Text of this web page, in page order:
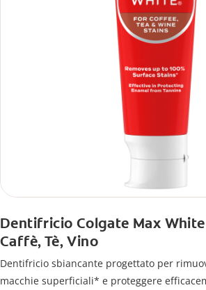
Dentifricio Colgate Max
Caffè, Tè, Vino
Dentifricio sbiancante progettato per
macchie superficiali* e proteggere